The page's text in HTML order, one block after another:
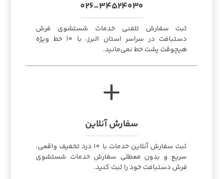
۰۲۶-۳۴۵۲۴۰۳۰
ثبت سفارش تلفنی خدمات شستشوی فرش
دستبافت در سراسر استان البرز، با 10 خط ویژه
هیچوقت پشت خط نمی‌مانید.
سفارش آنلاین
ثبت سفارش آنلاین خدمات با 10 درد تخفیف واقعی،
سریع و بدون معطلی سفارش خدمات شستشوی
فرش دستبافت خود را ثبت کنید.